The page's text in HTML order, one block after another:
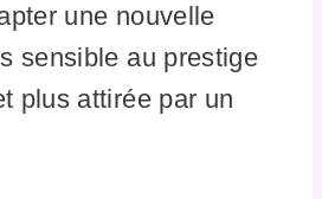
une nouvelle
sensible au prestige
plus attirée par un